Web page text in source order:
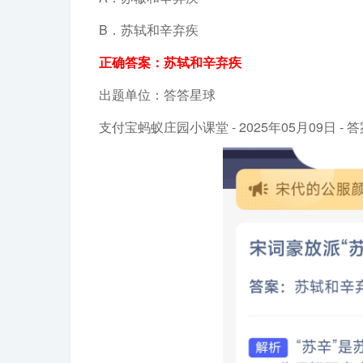
B．苏轼和辛弃疾
正确答案：苏轼和辛弃疾
出题单位：答答星球
支付宝蚂蚁庄园小课堂 - 2025年05月09日 -